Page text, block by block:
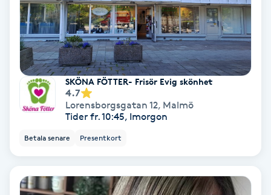
Face framing
Faceliftmassage
Fet hårbotten
Fettreducering
Fibromassage
Fillers
SKÖNA FÖTTER- Frisör Evig skönhet
4.7
Lorensborgsgatan 12, Malmö
Tider fr. 10:45, Imorgon
Betala senare Presentkort